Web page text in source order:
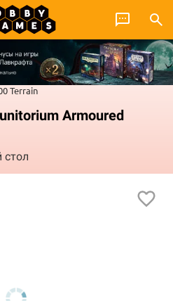
Terrain
Armoured
стол